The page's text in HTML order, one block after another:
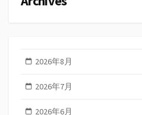
2026年8月
2026年7月
2026年6月